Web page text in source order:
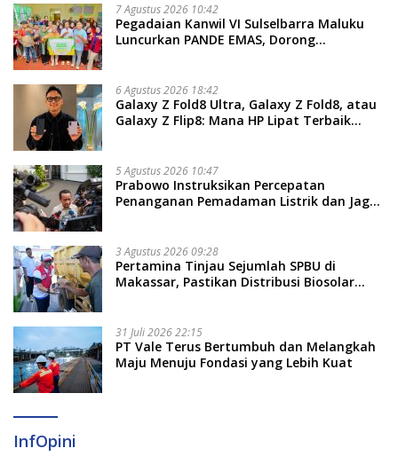
7 Agustus 2026 10:42
Pegadaian Kanwil VI Sulselbarra Maluku
Luncurkan PANDE EMAS, Dorong
6 Agustus 2026 18:42
Galaxy Z Fold8 Ultra, Galaxy Z Fold8, atau
Galaxy Z Flip8: Mana HP Lipat Terbaik
5 Agustus 2026 10:47
Prabowo Instruksikan Percepatan
Penanganan Pemadaman Listrik dan Jaga
3 Agustus 2026 09:28
Pertamina Tinjau Sejumlah SPBU di
Makassar, Pastikan Distribusi Biosolar
31 Juli 2026 22:15
PT Vale Terus Bertumbuh dan Melangkah
Maju Menuju Fondasi yang Lebih Kuat
InfOpini